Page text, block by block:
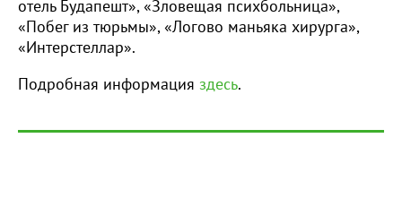
отель Будапешт», «Зловещая психбольница»,
«Побег из тюрьмы», «Логово маньяка хирурга»,
«Интерстеллар».
Подробная информация здесь.